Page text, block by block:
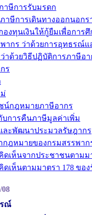
ษีการรับมรดก
าษีการเดินทางออกนอกร
งทุนเงินให้กู้ยืมเพื่อการศึ
พากร ว่าด้วยการอุทธรณ์
ด้วยวิธีปฏิบัติการภาษีอา
ร
น์กฎหมายภาษีอากร
บการคืนภาษีมูลค่าเพิ่ม
ละพัฒนาประมวลรัษฎากร
ฎหมายของกรมสรรพาก
ดเห็นจากประชาชนตามม
ดเห็นตามมาตรา 178 ข
08
ณ์